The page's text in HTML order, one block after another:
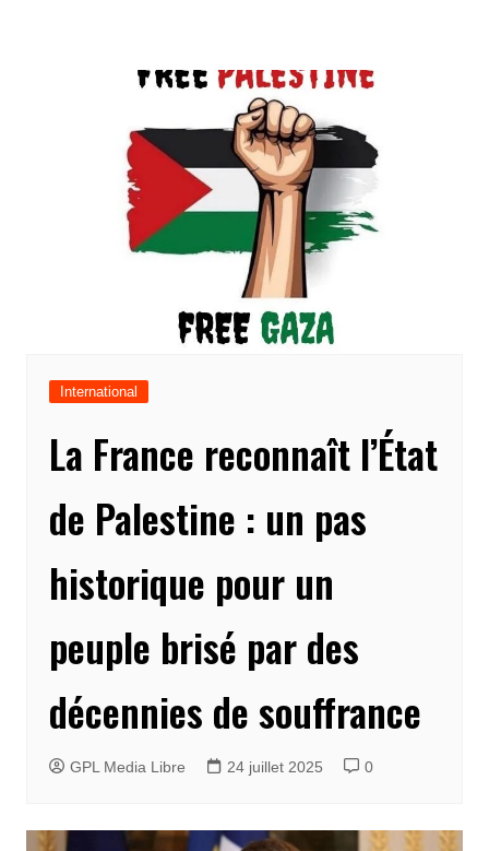
International
La France reconnaît l’État
de Palestine : un pas
historique pour un
peuple brisé par des
décennies de souffrance
GPL Media Libre 24 juillet 2025 0